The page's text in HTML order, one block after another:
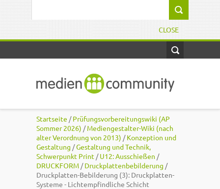
CLOSE
Startseite /Prüfungsvorbereitungswiki (AP
Sommer 2026) /Mediengestalter-Wiki (nach
alter Verordnung von 2013) /Konzeption und
Gestaltung /Gestaltung und Technik,
Schwerpunkt Print /U12: Ausschießen /
DRUCKFORM /Druckplattenbebilderung /
Druckplatten-Bebilderung (3): Druckplatten-
Systeme - Lichtempfindliche Schicht